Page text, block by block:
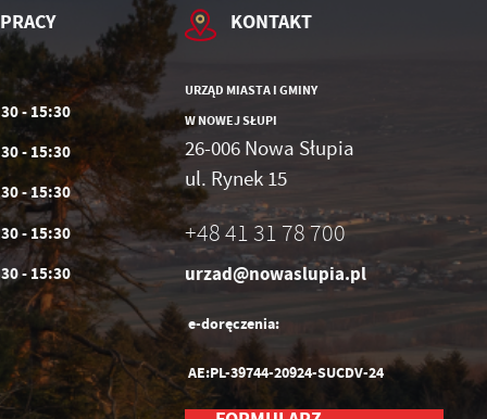
- 15:30
- 15:30
- 15:30
- 15:30
- 15:30
KONTAKT
URZĄD MIASTA I GMINY
W NOWEJ SŁUPI
26-006 Nowa Słupia
ul. Rynek 15
+48 41 31 78 700
urzad@nowaslupia.pl
e-doręczenia:
AE:PL-39744-20924-SUCDV-24